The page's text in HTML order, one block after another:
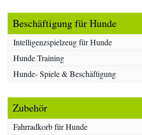
Beschäftigung für Hunde
Intelligenzspielzeug für Hunde
Hunde Training
Hunde- Spiele & Beschäftigung
Zubehör
Fahrradkorb für Hunde